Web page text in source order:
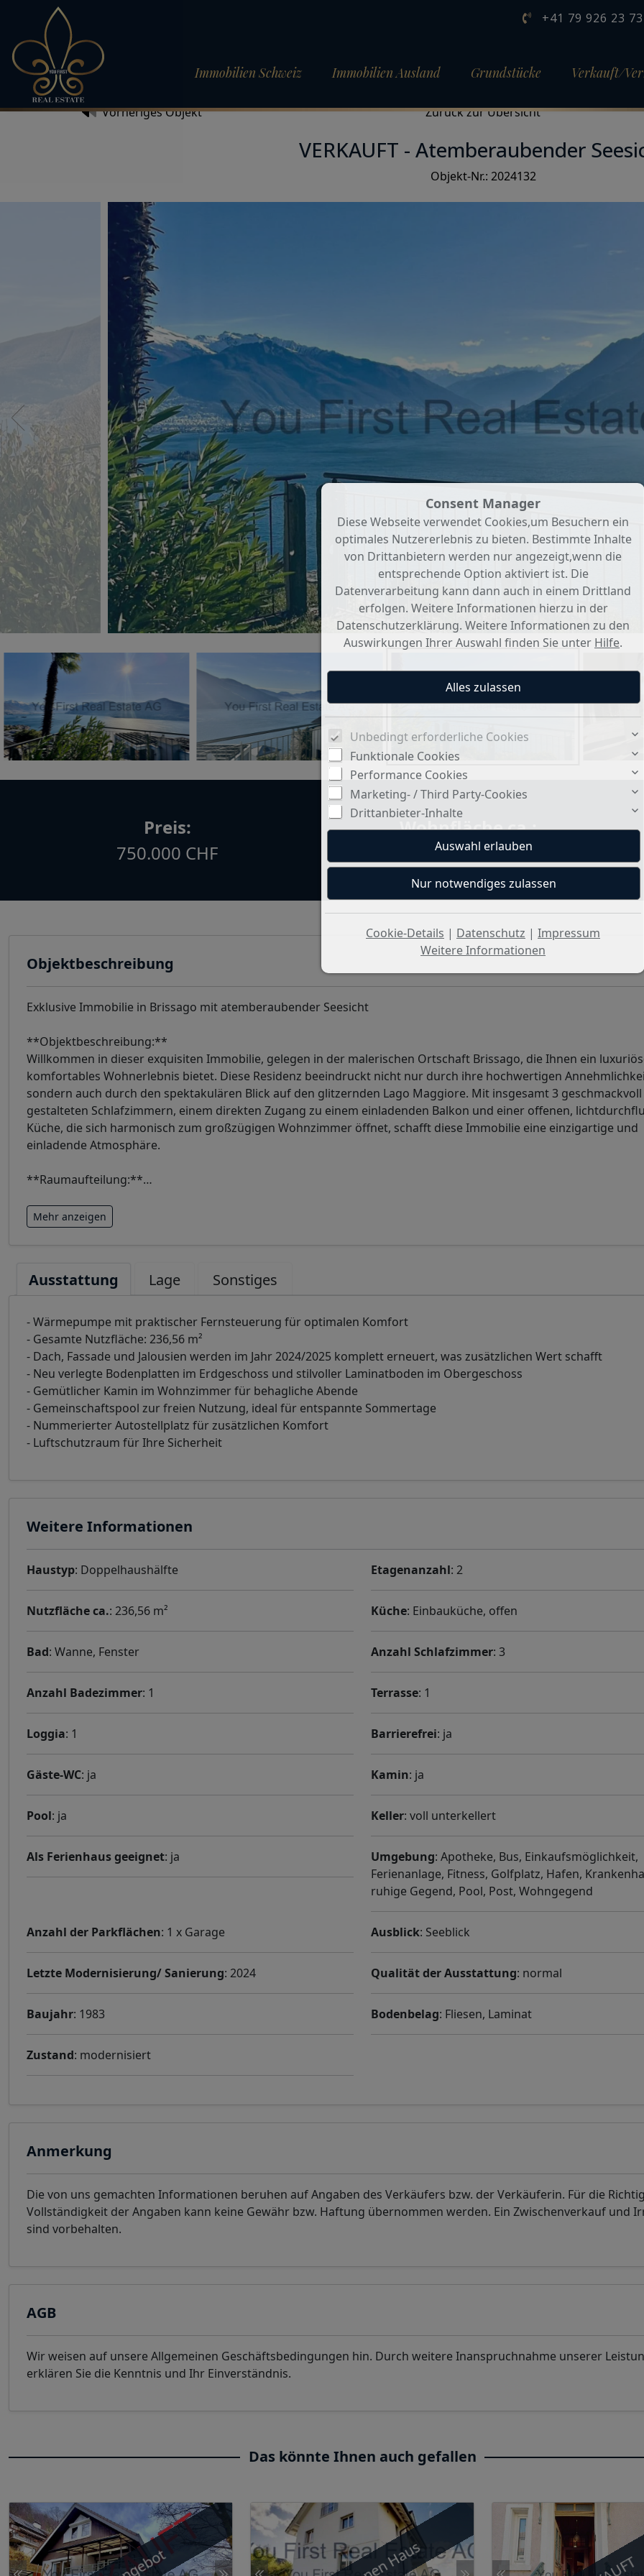
+41 79 926 23 73
Immobilien Schweiz Immobilien Ausland Grundstücke Verkauft/
Vorheriges Objekt Zurück zur Übersicht
VERKAUFT - Atemberaubender
Objekt-Nr.: 2024132
Preis:
750.000 CHF
Wohnfläche ca.:
104 m²
Objektbeschreibung
Exklusive Immobilie in Brissago mit atemberaubender Seesicht
**Objektbeschreibung:**
Willkommen in dieser exquisiten Immobilie, gelegen in der malerischen Ortschaft Brissago, die Ihnen ein
komfortables Wohnerlebnis bietet. Diese Residenz beeindruckt nicht nur durch ihre hochwertigen
sondern auch durch den spektakulären Blick auf den glitzernden Lago Maggiore. Mit insgesamt 3 geschmackvoll
gestalteten Schlafzimmern, einem direkten Zugang zu einem einladenden Balkon und einer offenen,
Küche, die sich harmonisch zum großzügigen Wohnzimmer öffnet, schafft diese Immobilie eine einzigartige und
einladende Atmosphäre.
**Raumaufteilung:**…
Mehr anzeigen
Ausstattung Lage Sonstiges
- Wärmepumpe mit praktischer Fernsteuerung für optimalen Komfort
- Gesamte Nutzfläche: 236,56 m²
- Dach, Fassade und Jalousien werden im Jahr 2024/2025 komplett erneuert, was zusätzlichen Wert schafft
- Neu verlegte Bodenplatten im Erdgeschoss und stilvoller Laminatboden im Obergeschoss
- Gemütlicher Kamin im Wohnzimmer für behagliche Abende
- Gemeinschaftspool zur freien Nutzung, ideal für entspannte Sommertage
- Nummerierter Autostellplatz für zusätzlichen Komfort
- Luftschutzraum für Ihre Sicherheit
Weitere Informationen
Haustyp: Doppelhaushälfte Etagenanzahl: 2
Nutzfläche ca.: 236,56 m² Küche: Einbauküche, offen
Bad: Wanne, Fenster Anzahl Schlafzimmer: 3
Anzahl Badezimmer: 1 Terrasse: 1
Loggia: 1 Barrierefrei: ja
Gäste-WC: ja Kamin: ja
Pool: ja Keller: voll unterkellert
Als Ferienhaus geeignet: ja Umgebung: Apotheke, Bus, Einkaufsmöglichkeit,
Ferienanlage, Fitness, Golfplatz, Hafen,
ruhige Gegend, Pool, Post, Wohngegend
Anzahl der Parkflächen: 1 x Garage Ausblick: Seeblick
Letzte Modernisierung/ Sanierung: 2024 Qualität der Ausstattung: normal
Baujahr: 1983 Bodenbelag: Fliesen, Laminat
Zustand: modernisiert
Anmerkung
Die von uns gemachten Informationen beruhen auf Angaben des Verkäufers bzw. der Verkäuferin. Für die
Vollständigkeit der Angaben kann keine Gewähr bzw. Haftung übernommen werden. Ein Zwischenverkauf und
sind vorbehalten.
AGB
Wir weisen auf unsere Allgemeinen Geschäftsbedingungen hin. Durch weitere Inanspruchnahme unserer
erklären Sie die Kenntnis und Ihr Einverständnis.
Das könnte Ihnen auch gefallen
Consent Manager
Diese Webseite verwendet Cookies,um Besuchern ein
optimales Nutzererlebnis zu bieten. Bestimmte Inhalte
von Drittanbietern werden nur angezeigt,wenn die
entsprechende Option aktiviert ist. Die
Datenverarbeitung kann dann auch in einem Drittland
erfolgen. Weitere Informationen hierzu in der
Datenschutzerklärung. Weitere Informationen zu den
Auswirkungen Ihrer Auswahl finden Sie unter Hilfe.
Unbedingt erforderliche Cookies
Funktionale Cookies
Performance Cookies
Marketing- / Third Party-Cookies
Drittanbieter-Inhalte
Cookie-Details | Datenschutz | Impressum
Weitere Informationen